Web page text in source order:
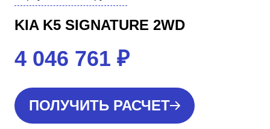
KIA K5 SIGNATURE 2WD
4 046 761 ₽
ПОЛУЧИТЬ РАСЧЕТ